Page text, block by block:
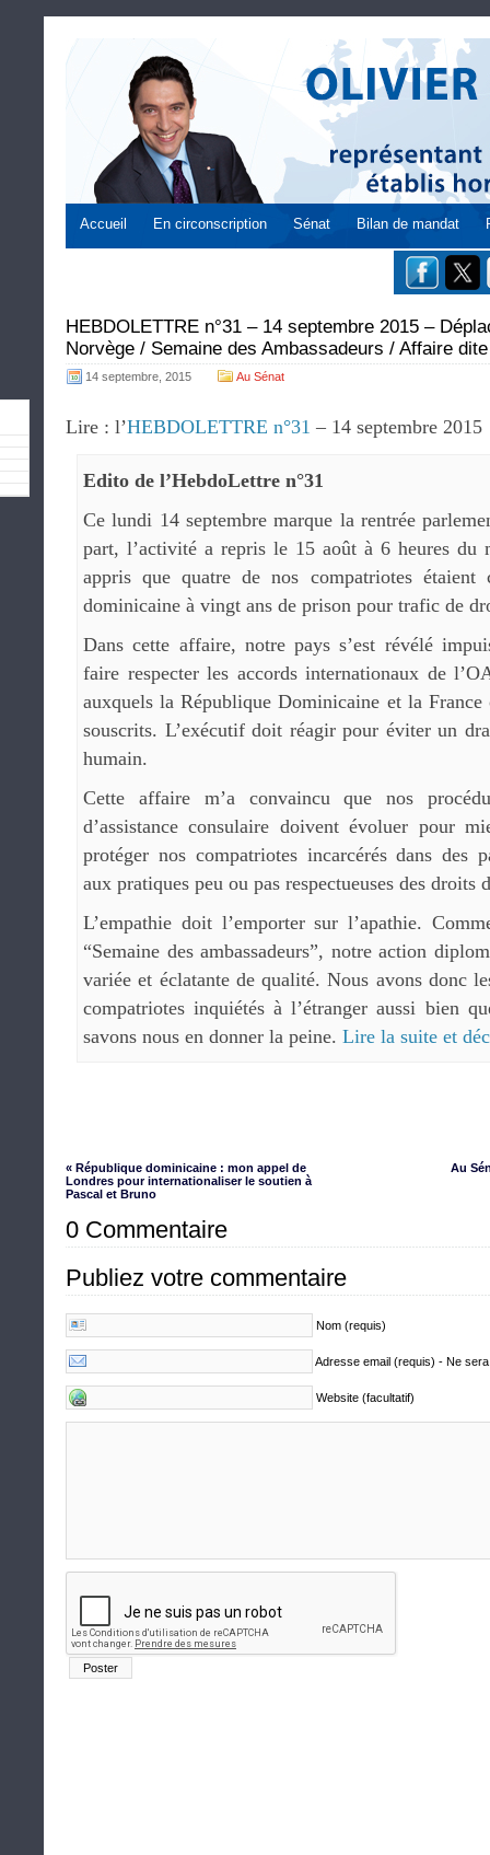
Accueil En circonscription Sénat Bilan de mandat
HEBDOLETTRE n°31 – 14 septembre 2015 –
Norvège / Semaine des Ambassadeurs / Affaire dite
14 septembre, 2015 Au Sénat
Lire : l’HEBDOLETTRE n°31 – 14 septembre 2015
Edito de l’HebdoLettre n°31
Ce lundi 14 septembre marque la rentrée
part, l’activité a repris le 15 août à 6 heures du
appris que quatre de nos compatriotes étaient
dominicaine à vingt ans de prison pour trafic de
Dans cette affaire, notre pays s’est révélé
faire respecter les accords internationaux de
auxquels la République Dominicaine et la France
souscrits. L’exécutif doit réagir pour éviter un
humain.
Cette affaire m’a convaincu que nos
d’assistance consulaire doivent évoluer pour
protéger nos compatriotes incarcérés dans des
aux pratiques peu ou pas respectueuses des droits
L’empathie doit l’emporter sur l’apathie.
“Semaine des ambassadeurs”, notre action
variée et éclatante de qualité. Nous avons donc
compatriotes inquiétés à l’étranger aussi bien
savons nous en donner la peine. Lire la suite et
« République dominicaine : mon appel de
Londres pour internationaliser le soutien à
Pascal et Bruno
Au
0 Commentaire
Publiez votre commentaire
Nom (requis)
Adresse email (requis) - Ne
Website (facultatif)